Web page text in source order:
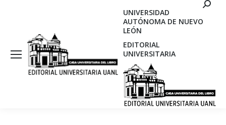
UNIVERSIDAD
AUTÓNOMA DE NUEVO
LEÓN
EDITORIAL
UNIVERSITARIA